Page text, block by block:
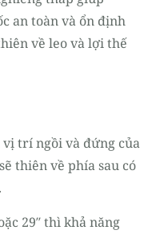
an toàn và ổn định
về leo và lợi thế
vị trí ngồi và đứng của
thiên về phía sau có
29″ thì khả năng